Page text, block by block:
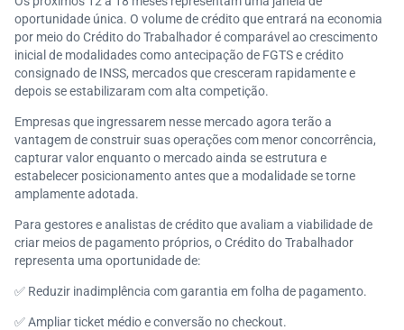
oportunidade única. O volume de crédito que entrará na economia
por meio do Crédito do Trabalhador é comparável ao crescimento
inicial de modalidades como antecipação de FGTS e crédito
consignado de INSS, mercados que cresceram rapidamente e
depois se estabilizaram com alta competição.
Empresas que ingressarem nesse mercado agora terão a
vantagem de construir suas operações com menor concorrência,
capturar valor enquanto o mercado ainda se estrutura e
estabelecer posicionamento antes que a modalidade se torne
amplamente adotada.
Para gestores e analistas de crédito que avaliam a viabilidade de
criar meios de pagamento próprios, o Crédito do Trabalhador
representa uma oportunidade de:
✅ Reduzir inadimplência com garantia em folha de pagamento.
✅Ampliar ticket médio e conversão no checkout.